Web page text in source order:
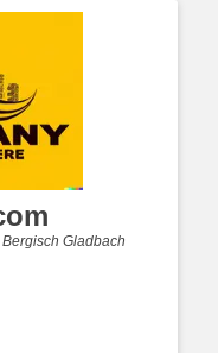
Gladbach